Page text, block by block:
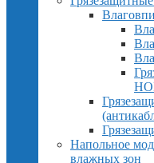
Напольное
влажных зон